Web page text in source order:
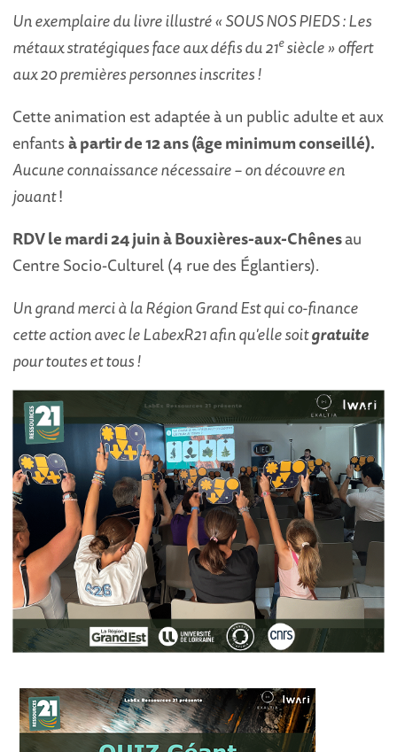
Un exemplaire du livre illustré « SOUS NOS PIEDS : Les
métaux stratégiques face aux défis du 21esiècle » offert
aux 20 premières personnes inscrites !
Cette animation est adaptée à un public adulte et aux
enfantsà partir de 12 ans (âge minimum conseillé).
Aucune connaissance nécessaire – on découvre en
jouant!
RDV le mardi 24 juin à Bouxières-aux-Chênesau
Centre Socio-Culturel (4 rue des Églantiers).
Un grand merci à la Région Grand Est qui co-finance
cette action avec le LabexR21 afin qu'elle soitgratuite
pour toutes et tous !